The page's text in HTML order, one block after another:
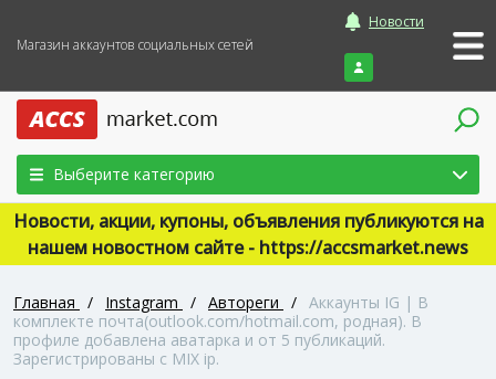
Магазин аккаунтов социальных сетей
Новости
Войти
Выберите категорию
Новости, акции, купоны, объявления публикуются на
нашем новостном сайте - https://accsmarket.news
Главная / Instagram / Автореги / Аккаунты IG | В
комплекте почта(outlook.com/hotmail.com, родная). В
профиле добавлена аватарка и от 5 публикаций.
Зарегистрированы с MIX ip.